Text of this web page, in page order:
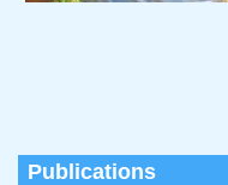
Publications